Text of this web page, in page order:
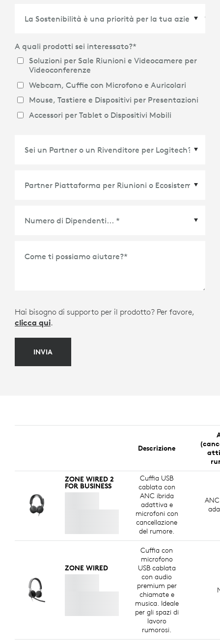
A quali prodotti sei interessato?*
Soluzioni per Sale Riunioni e Videocamere per
Videoconferenze
Webcam, Cuffie con Microfono e Auricolari
Mouse, Tastiere e Dispositivi per Presentazioni
Accessori per Tablet o Dispositivi Mobili
Come ti possiamo aiutare?*
Hai bisogno di supporto per il prodotto? Per favore,
clicca qui.
INVIA
Descrizione
ZONE WIRED 2
FOR BUSINESS
Cuffia USB
cablata con
ANC ibrida
adattiva e
microfoni con
cancellazione
del rumore.
ZONE WIRED
Cuffia con
microfono
USB cablata
con audio
premium per
chiamate e
musica. Ideale
per gli spazi di
lavoro
rumorosi.